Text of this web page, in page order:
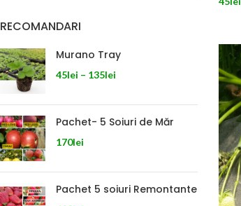
RECOMANDARI
Murano Tray
45lei – 135lei
Pachet- 5 Soiuri de Măr
170lei
Pachet 5 soiuri Remontante